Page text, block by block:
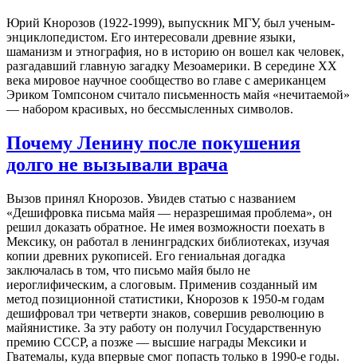
Юрий Кнорозов (1922-1999), выпускник МГУ, был ученым-
энциклопедистом. Его интересовали древние языки,
шаманизм и этнография, но в историю он вошел как человек,
разгадавший главную загадку Мезоамерики. В середине XX
века мировое научное сообщество во главе с американцем
Эриком Томпсоном считало письменность майя «нечитаемой»
— набором красивых, но бессмысленных символов.
Почему Ленину после покушения
долго не вызывали врача
Вызов принял Кнорозов. Увидев статью с названием
«Дешифровка письма майя — неразрешимая проблема», он
решил доказать обратное. Не имея возможности поехать в
Мексику, он работал в ленинградских библиотеках, изучая
копии древних рукописей. Его гениальная догадка
заключалась в том, что письмо майя было не
иероглифическим, а слоговым. Применив созданный им
метод позиционной статистики, Кнорозов к 1950-м годам
дешифровал три четверти знаков, совершив революцию в
майянистике. За эту работу он получил Государственную
премию СССР, а позже — высшие награды Мексики и
Гватемалы, куда впервые смог попасть только в 1990-е годы.